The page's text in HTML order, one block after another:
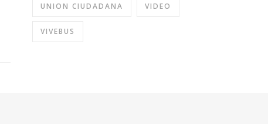
UNION CIUDADANA VIDEO
VIVEBUS